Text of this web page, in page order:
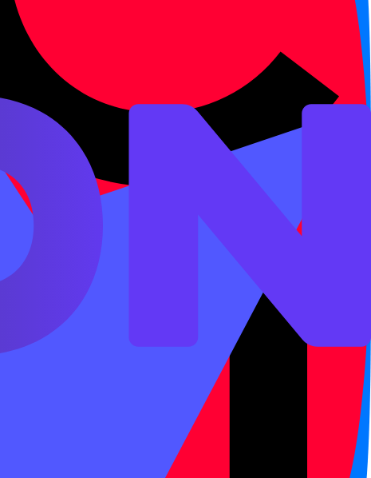
объёмом. HSK 1 — 150
HSK 2 — 300/347, можно
1 064, рабочий уровень B2:
научная литература. HSK 6 —
появляется с HSK 3). На
развёрнутые эссе на 600+
— 60% (180 из 300 по
но для поступления в вузы
КФУ (Казань), УрФУ
на территории РФ.
даты экзамена. Экзамен
в год. Стоимость — от 800
От HSK 2 до HSK 4 — ещё 12–
или полным языковым
курса и далее